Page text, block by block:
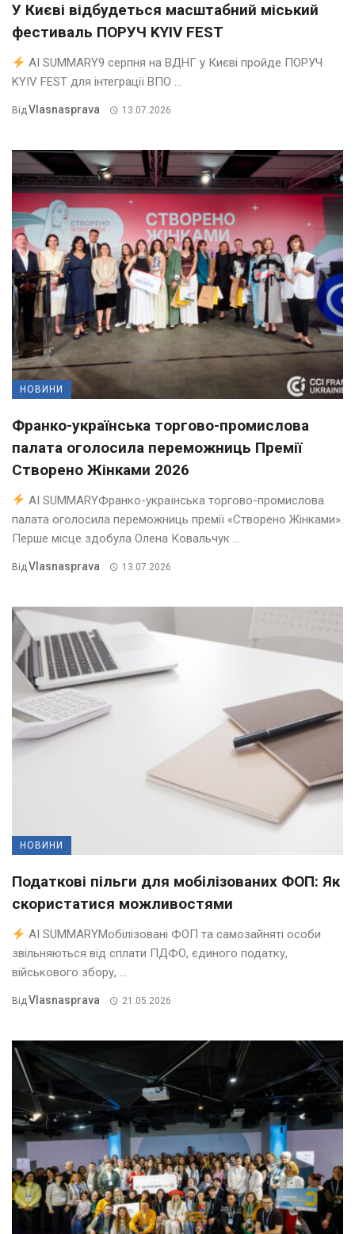
У Києві відбудеться масштабний міський
фестиваль ПОРУЧ KYIV FEST
AI SUMMARY9 серпня на ВДНГ у Києві пройде ПОРУЧ
KYIV FEST для інтеграції ВПО ...
ВідVlasnasprava 13.07.2026
НОВИНИ
Франко-українська торгово-промислова
палата оголосила переможниць Премії
Створено Жінками 2026
AI SUMMARYФранко-українська торгово-промислова
палата оголосила переможниць премії «Створено Жінками».
Перше місце здобула Олена Ковальчук ...
Від Vlasnasprava 13.07.2026
НОВИНИ
Податкові пільги для мобілізованих ФОП: Як
скористатися можливостями
AI SUMMARYМобілізовані ФОП та самозайняті особи
звільняються від сплати ПДФО, єдиного податку,
військового збору, ...
ВідVlasnasprava 21.05.2026